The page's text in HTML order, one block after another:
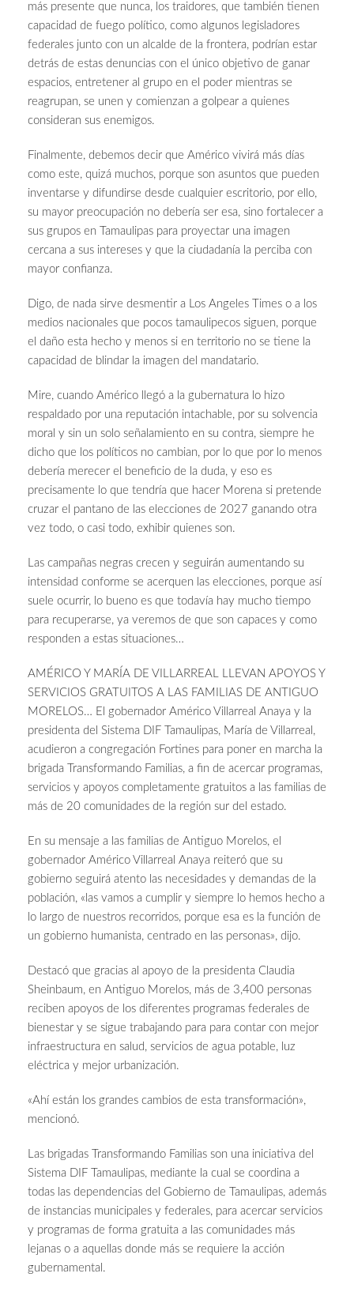
más presente que nunca, los traidores, que también tienen
capacidad de fuego político, como algunos legisladores
federales junto con un alcalde de la frontera, podrían estar
detrás de estas denuncias con el único objetivo de ganar
espacios, entretener al grupo en el poder mientras se
reagrupan, se unen y comienzan a golpear a quienes
consideran sus enemigos.
Finalmente, debemos decir que Américo vivirá más días
como este, quizá muchos, porque son asuntos que pueden
inventarse y difundirse desde cualquier escritorio, por ello,
su mayor preocupación no debería ser esa, sino fortalecer a
sus grupos en Tamaulipas para proyectar una imagen
cercana a sus intereses y que la ciudadanía la perciba con
mayor confianza.
Digo, de nada sirve desmentir a Los Angeles Times o a los
medios nacionales que pocos tamaulipecos siguen, porque
el daño esta hecho y menos si en territorio no se tiene la
capacidad de blindar la imagen del mandatario.
Mire, cuando Américo llegó a la gubernatura lo hizo
respaldado por una reputación intachable, por su solvencia
moral y sin un solo señalamiento en su contra, siempre he
dicho que los políticos no cambian, por lo que por lo menos
debería merecer el beneficio de la duda, y eso es
precisamente lo que tendría que hacer Morena si pretende
cruzar el pantano de las elecciones de 2027 ganando otra
vez todo, o casi todo, exhibir quienes son.
Las campañas negras crecen y seguirán aumentando su
intensidad conforme se acerquen las elecciones, porque así
suele ocurrir, lo bueno es que todavía hay mucho tiempo
para recuperarse, ya veremos de que son capaces y como
responden a estas situaciones…
AMÉRICO Y MARÍA DE VILLARREAL LLEVAN APOYOS Y
SERVICIOS GRATUITOS A LAS FAMILIAS DE ANTIGUO
MORELOS… El gobernador Américo Villarreal Anaya y la
presidenta del Sistema DIF Tamaulipas, María de Villarreal,
acudieron a congregación Fortines para poner en marcha la
brigada Transformando Familias, a fin de acercar programas,
servicios y apoyos completamente gratuitos a las familias de
más de 20 comunidades de la región sur del estado.
En su mensaje a las familias de Antiguo Morelos, el
gobernador Américo Villarreal Anaya reiteró que su
gobierno seguirá atento las necesidades y demandas de la
población, «las vamos a cumplir y siempre lo hemos hecho a
lo largo de nuestros recorridos, porque esa es la función de
un gobierno humanista, centrado en las personas», dijo.
Destacó que gracias al apoyo de la presidenta Claudia
Sheinbaum, en Antiguo Morelos, más de 3,400 personas
reciben apoyos de los diferentes programas federales de
bienestar y se sigue trabajando para para contar con mejor
infraestructura en salud, servicios de agua potable, luz
eléctrica y mejor urbanización.
«Ahí están los grandes cambios de esta transformación»,
mencionó.
Las brigadas Transformando Familias son una iniciativa del
Sistema DIF Tamaulipas, mediante la cual se coordina a
todas las dependencias del Gobierno de Tamaulipas, además
de instancias municipales y federales, para acercar servicios
y programas de forma gratuita a las comunidades más
lejanas o a aquellas donde más se requiere la acción
gubernamental.